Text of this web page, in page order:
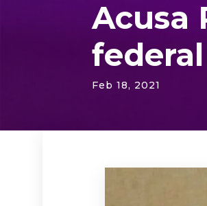
Acusa
Feb 18, 2021